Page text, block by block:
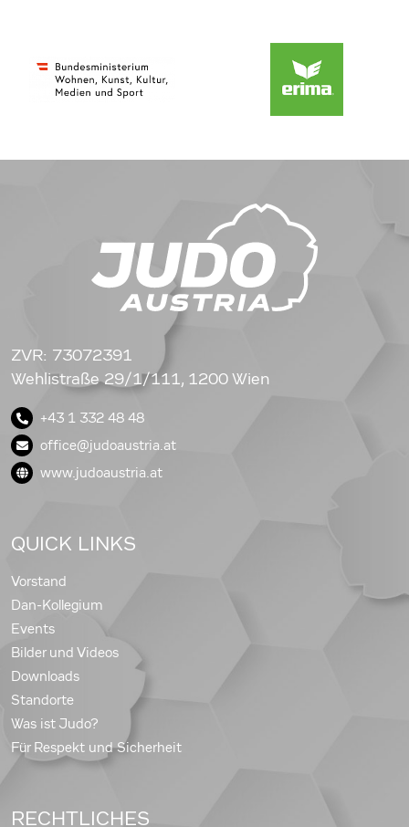
ZVR: 73072391
Wehlistraße 29/1/111, 1200 Wien
+43 1 332 48 48
office@judoaustria.at
www.judoaustria.at
QUICK LINKS
Vorstand
Dan-Kollegium
Events
Bilder und Videos
Downloads
Standorte
Was ist Judo?
Für Respekt und Sicherheit
RECHTLICHES